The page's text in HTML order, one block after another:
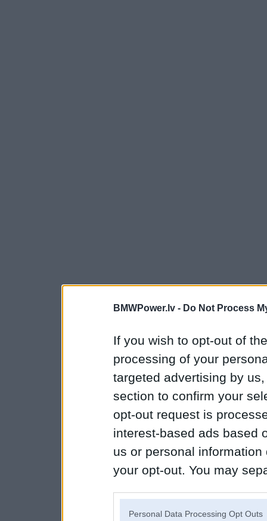
BMWPower.lv - Do Not Process
If you wish to opt-out of
processing of your
targeted advertising by
section to confirm your
opt-out request is
interest-based ads based
us or personal
your opt-out. You may
Personal Data Processing Opt Outs